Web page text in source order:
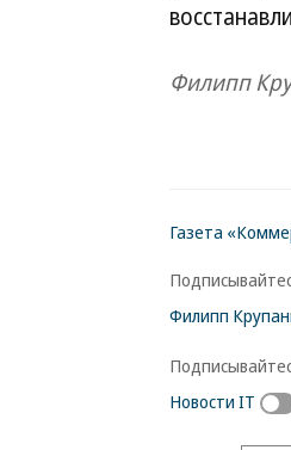
Филипп
Газета
Филипп
Новости IT